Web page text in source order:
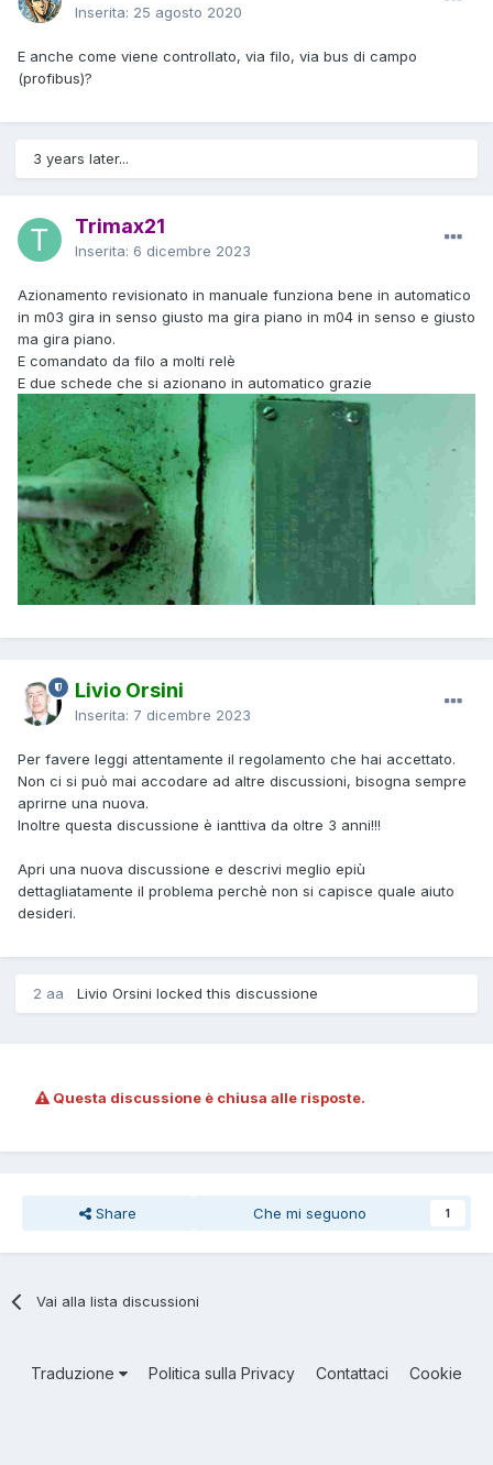
Inserita: 25 agosto 2020
E anche come viene controllato, via filo, via bus di campo
(profibus)?
3 years later...
Trimax21
Inserita: 6 dicembre 2023
Azionamento revisionato in manuale funziona bene in automatico
in m03 gira in senso giusto ma gira piano in m04 in senso e giusto
ma gira piano.
E comandato da filo a molti relè
E due schede che si azionano in automatico grazie
Livio Orsini
Inserita: 7 dicembre 2023
Per favere leggi attentamente il regolamento che hai accettato.
Non ci si può mai accodare ad altre discussioni, bisogna sempre
aprirne una nuova.
Inoltre questa discussione è ianttiva da oltre 3 anni!!!
Apri una nuova discussione e descrivi meglio epiù
dettagliatamente il problema perchè non si capisce quale aiuto
desideri.
2 aa Livio Orsini locked this discussione
Questa discussione è chiusa alle risposte.
Share Che mi seguono 1
Vai alla lista discussioni
Traduzione Politica sulla Privacy Contattaci Cookie